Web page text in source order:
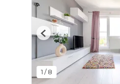
1 /8
Previous